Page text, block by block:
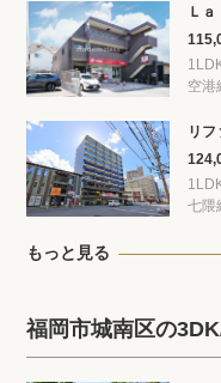
Ｌ
空港
リ
七隈
もっと見る
福岡市城南区の